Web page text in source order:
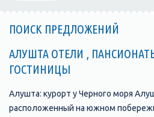
ПОИСК ПРЕДЛОЖЕНИЙ
АЛУШТА ОТЕЛИ ,
ГОСТИНИЦЫ
Алушта: курорт у Черного моря
расположенный на южном